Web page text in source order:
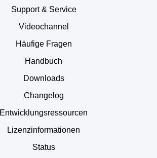
Support & Service
Videochannel
Häufige Fragen
Handbuch
Downloads
Changelog
Entwicklungsressourcen
Lizenzinformationen
Status